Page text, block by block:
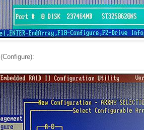
(Configure):